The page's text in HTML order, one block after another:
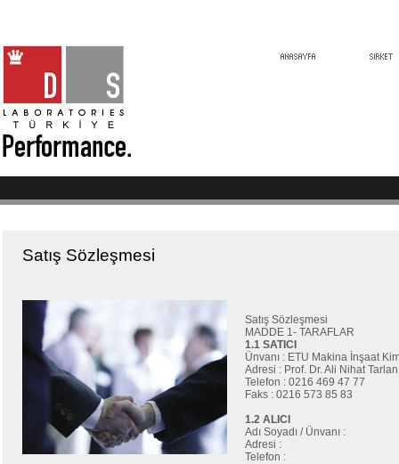
Satış Sözleşmesi
Satış Sözleşmesi
MADDE 1- TARAFLAR
1.1 SATICI
Ünvanı : ETU Makina İnşaat
Adresi : Prof. Dr. Ali Nihat
Telefon : 0216 469 47 77
Faks : 0216 573 85 83
1.2 ALICI
Adı Soyadı / Ünvanı :
Adresi :
Telefon :